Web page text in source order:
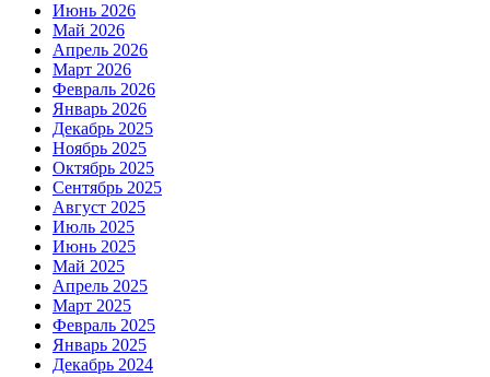
Июнь 2026
Май 2026
Апрель 2026
Март 2026
Февраль 2026
Январь 2026
Декабрь 2025
Ноябрь 2025
Октябрь 2025
Сентябрь 2025
Август 2025
Июль 2025
Июнь 2025
Май 2025
Апрель 2025
Март 2025
Февраль 2025
Январь 2025
Декабрь 2024